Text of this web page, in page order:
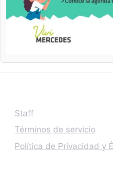
Staff
Términos de servicio
Política de Privacidad y